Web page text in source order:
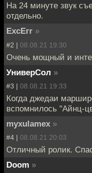
На 24 минуте звук
отдельно.
ExcErr »
#2 | 08.08.21 19:30
Очень мощный и
УниверСол »
#3 | 08.08.21 19:33
Когда джедаи
вспомнилось "Айнц-
myxulamex »
#4 | 08.08.21 20:03
Отличный ролик.
Doom »